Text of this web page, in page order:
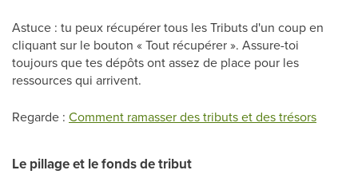
Astuce : tu peux récupérer tous les Tributs d'un coup en
cliquant sur le bouton « Tout récupérer ». Assure-toi
toujours que tes dépôts ont assez de place pour les
ressources qui arrivent.
Regarde : Comment ramasser des tributs et des trésors
Le pillage et le fonds de tribut